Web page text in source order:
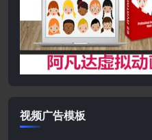
视频广告模板